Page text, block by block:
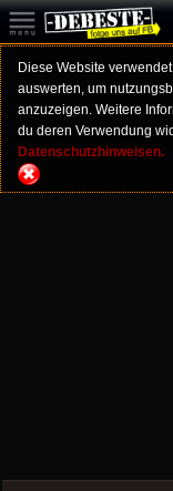
Diese Website
auswerten, um
anzuzeigen. Weitere
du deren Verwendung
Datenschutzhinweisen.